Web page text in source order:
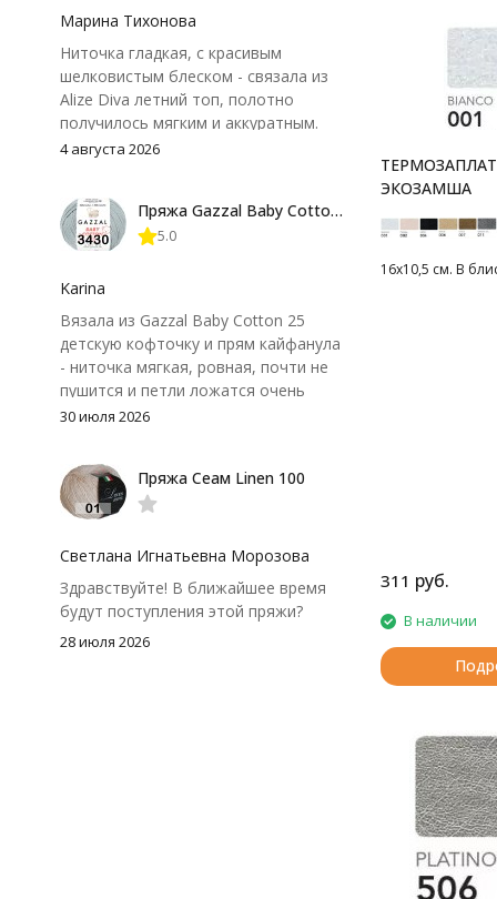
ЭКОЗАМША
16х10,5 см. В
311 руб.
В наличии
Марина Тихонова
Ниточка гладкая, с красивым
шелковистым блеском - связала из
Alize Diva летний топ, полотно
получилось мягким и аккуратным.
Петли хорошо видны, вяжется
нюанс - пряжа немного скользит и
иногда расслаивается, пришлось
крючок поудобнее.
4 августа 2026
Пряжа Gazzal Baby Cotton 25
5.0
Karina
Вязала из Gazzal Baby Cotton 25
детскую кофточку и прям кайфанула
- ниточка мягкая, ровная, почти не
пушится и петли ложатся очень
аккуратно. После стирки полотно
потеряло, цвет тоже не стал
тусклее. Единственный нюанс -
моточки маленькие, расход лучше
чуть-чуть не хватило))
30 июля 2026
Пряжа Сеам Linen 100
Светлана Игнатьевна Морозова
Здравствуйте! В ближайшее время
будут поступления этой пряжи?
28 июля 2026